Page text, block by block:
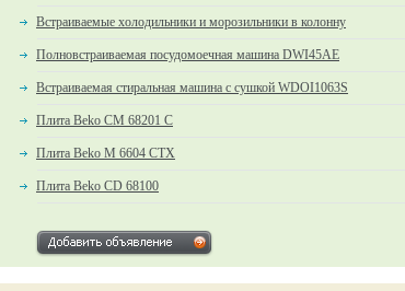
Встраиваемые холодильники и морозильники в колонну
Полновстраиваемая посудомоечная машина DWI45AE
Встраиваемая стиральная машина с сушкой WDOI1063S
Плита Beko CM 68201 C
Плита Beko M 6604 CTX
Плита Beko CD 68100